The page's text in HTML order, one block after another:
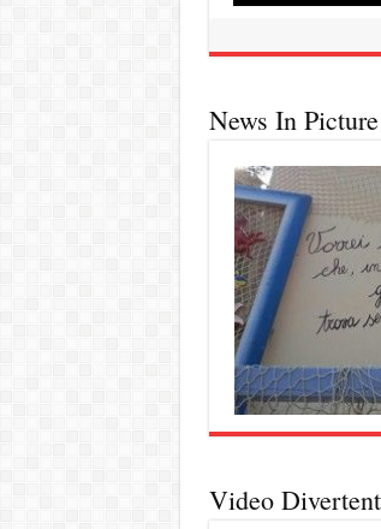
News In Picture
Video